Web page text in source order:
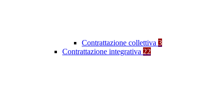
Contrattazione collettiva 3
Contrattazione integrativa 22